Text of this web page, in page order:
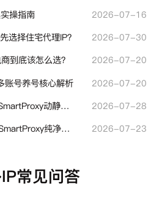
操指南
2026-07-16
选择住宅代理IP？
2026-07-30
到底该怎么选？
2026-07-20
账号养号核心解析
2026-07-20
如何选择付费模式｜详解SmartProxy动静态计费体系
2026-07-28
海外SEO排名忽高忽低？SmartProxy纯净住宅IP助力站点权重稳定
2026-07-23
常见问答